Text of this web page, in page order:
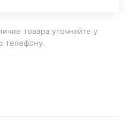
товара уточняйте у
телефону.